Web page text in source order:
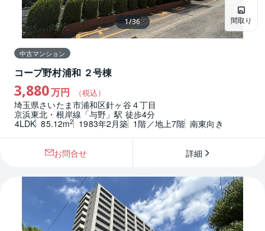
間取り
1/36
中古マンション
コープ野村浦和 ２号棟
3,880万円 （税込）
埼玉県さいたま市浦和区針ヶ谷４丁目
京浜東北・根岸線「与野」駅 徒歩4分
4LDK 85.12m2 1983年2月築 1階／地上7階 南東向き
お問合せ 詳細